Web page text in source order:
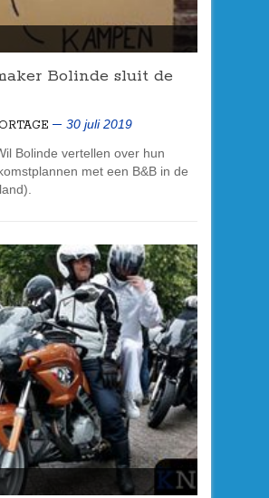
Bolinde sluit de
30 juli 2019
Bolinde vertellen over hun
met een B&B in de